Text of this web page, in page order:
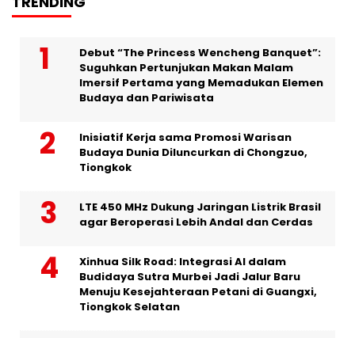
Debut “The Princess Wencheng Banquet”:
Suguhkan Pertunjukan Makan Malam
Imersif Pertama yang Memadukan Elemen
Budaya dan Pariwisata
Inisiatif Kerja sama Promosi Warisan
Budaya Dunia Diluncurkan di Chongzuo,
Tiongkok
LTE 450 MHz Dukung Jaringan Listrik Brasil
agar Beroperasi Lebih Andal dan Cerdas
Xinhua Silk Road: Integrasi AI dalam
Budidaya Sutra Murbei Jadi Jalur Baru
Menuju Kesejahteraan Petani di Guangxi,
Tiongkok Selatan